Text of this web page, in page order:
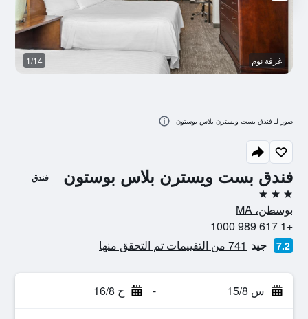
فندق بست ويسترن بلاس بوستون فندق
3 نجوم
بوسطن، MA
+1 617 989 1000
7.2 جيد 741 من التقييمات تم التحقق منها
س 15/8 - ح 16/8
غرفة نوم 1/14
صور لـ فندق بست ويسترن بلاس بوستون